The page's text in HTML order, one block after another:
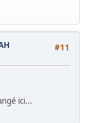
#11
ici...